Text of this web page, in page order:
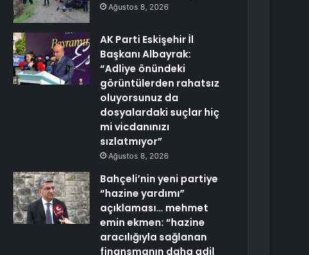
Ağustos 8, 2026
AK Parti Eskişehir İl
Başkanı Albayrak:
“Adliye önündeki
görüntülerden rahatsız
oluyorsunuz da
dosyalardaki suçlar hiç
mi vicdanınızı
sızlatmıyor”
Ağustos 8, 2026
Bahçeli’nin yeni partiye
“hazine yardımı”
açıklaması… mehmet
emin ekmen: “hazine
aracılığıyla sağlanan
finansmanın daha adil